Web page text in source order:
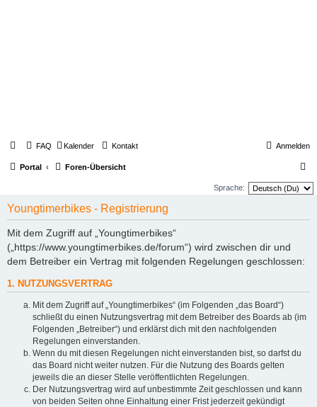
FAQ Kalender Kontakt Anmelden
Portal Foren-Übersicht
u
Sprache:
Youngtimerbikes - Registrierung
Mit dem Zugriff auf „Youngtimerbikes“
(„https://www.youngtimerbikes.de/forum“) wird zwischen dir und
dem Betreiber ein Vertrag mit folgenden Regelungen geschlossen:
1. NUTZUNGSVERTRAG
Mit dem Zugriff auf „Youngtimerbikes“ (im Folgenden „das Board“)
schließt du einen Nutzungsvertrag mit dem Betreiber des Boards ab (im
Folgenden „Betreiber“) und erklärst dich mit den nachfolgenden
Regelungen einverstanden.
Wenn du mit diesen Regelungen nicht einverstanden bist, so darfst du
das Board nicht weiter nutzen. Für die Nutzung des Boards gelten
jeweils die an dieser Stelle veröffentlichten Regelungen.
Der Nutzungsvertrag wird auf unbestimmte Zeit geschlossen und kann
von beiden Seiten ohne Einhaltung einer Frist jederzeit gekündigt